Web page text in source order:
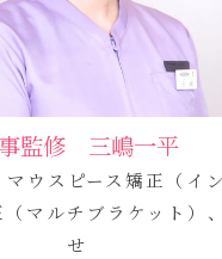
監修 三嶋一平
ウスピース矯正（イ
マルチブラケット）
せ